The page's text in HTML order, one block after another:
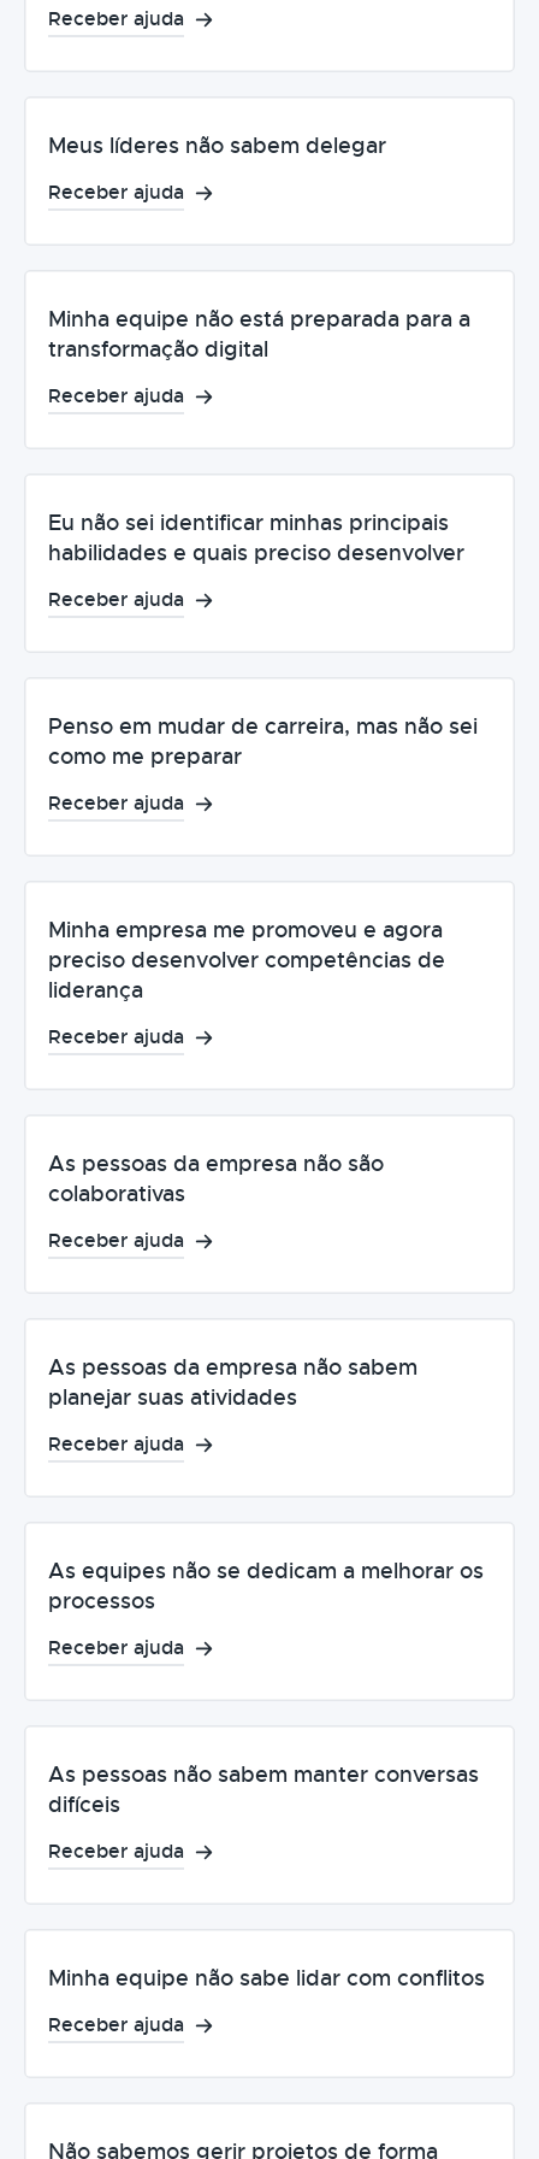
Receber ajuda
Meus líderes não sabem delegar
Receber ajuda
Minha equipe não está preparada para a
transformação digital
Receber ajuda
Eu não sei identificar minhas principais
habilidades e quais preciso desenvolver
Receber ajuda
Penso em mudar de carreira, mas não sei
como me preparar
Receber ajuda
Minha empresa me promoveu e agora
preciso desenvolver competências de
liderança
Receber ajuda
As pessoas da empresa não são
colaborativas
Receber ajuda
As pessoas da empresa não sabem
planejar suas atividades
Receber ajuda
As equipes não se dedicam a melhorar os
processos
Receber ajuda
As pessoas não sabem manter conversas
difíceis
Receber ajuda
Minha equipe não sabe lidar com conflitos
Receber ajuda
Não sabemos gerir projetos de forma